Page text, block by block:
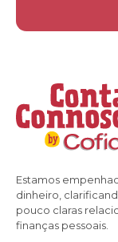
Estamos
dinheiro,
pouco claras
finanças pessoais.